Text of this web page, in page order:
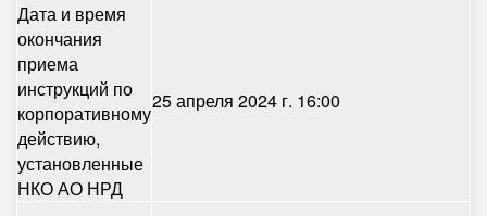
Дата и время
окончания
приема
инструкций по
корпоративному
действию,
установленные
НКО АО НРД
25 апреля 2024 г. 16:00